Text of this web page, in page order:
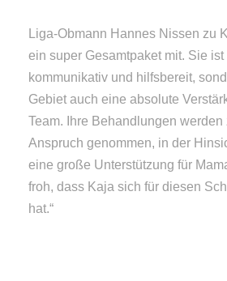
Liga-Obmann Hannes Nissen zu
ein super Gesamtpaket mit. Sie
kommunikativ und hilfsbereit,
Gebiet auch eine absolute
Team. Ihre Behandlungen werden
Anspruch genommen, in der
eine große Unterstützung für
froh, dass Kaja sich für diesen
hat.“